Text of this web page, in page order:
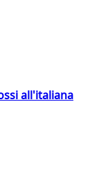
all'italiana